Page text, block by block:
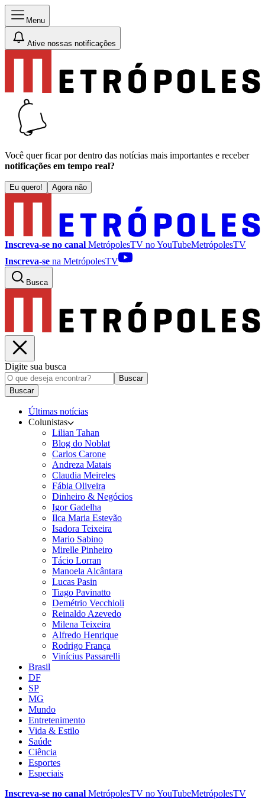
Menu
Ative nossas notificações
Você quer ficar por dentro das notícias mais importantes e receber
notificações em tempo real?
Eu quero! Agora não
Inscreva-se no canal MetrópolesTV noYouTubeMetrópolesTV
Inscreva-se na MetrópolesTV
Busca
Digite sua busca
Buscar
Buscar
Últimas notícias
Colunistas
Lilian Tahan
Blog do Noblat
Carlos Carone
Andreza Matais
Claudia Meireles
Fábia Oliveira
Dinheiro & Negócios
Igor Gadelha
Ilca Maria Estevão
Isadora Teixeira
Mario Sabino
Mirelle Pinheiro
Tácio Lorran
Manoela Alcântara
Lucas Pasin
Tiago Pavinatto
Demétrio Vecchioli
Reinaldo Azevedo
Milena Teixeira
Alfredo Henrique
Rodrigo França
Vinícius Passarelli
Brasil
DF
SP
MG
Mundo
Entretenimento
Vida & Estilo
Saúde
Ciência
Esportes
Especiais
Inscreva-se no canal MetrópolesTV noYouTubeMetrópolesTV